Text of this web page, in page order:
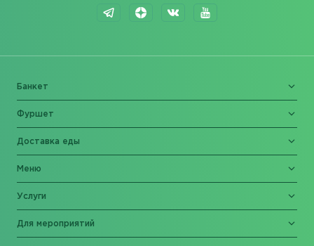
Банкет
Фуршет
Доставка еды
Меню
Услуги
Для мероприятий